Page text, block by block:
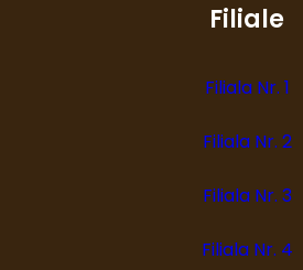
Filiale
Filiala Nr. 1
Filiala Nr. 2
Filiala Nr. 3
Filiala Nr. 4